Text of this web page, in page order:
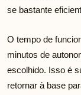
se bastante
O tempo de
minutos de
escolhido. Isso é
retornar à base